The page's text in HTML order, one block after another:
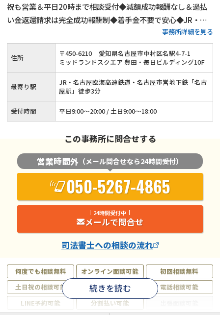
祝も営業＆平日20時まで相談受付◆減額成功報酬なし＆過払
い金返還請求は完全成功報酬制◆着手金不要で安心◆JR・近
鉄・名鉄「名古屋駅」徒歩3分◆借金の時効（消滅時効・時効
援用）にも対応◆完全個室の相談室でプライバシーを確保◆借
金問題の解決は当事務所へ！≪事前予約でオンライン相談も可
≫
事務所詳細を見る
何度でも相談無料 オンライン面談可能
初回相談無料
土日祝の相談可能
19時以降電話可能
電話相談可能
LINE予約可能
分割払い可能
続きを読む
住所 〒450-6210
愛知県名古屋市中村区名駅4-7-1
ミッドランドスクエア 豊田・毎日ビルディング10F
最寄り駅
JR・名古屋臨海高速鉄道・名古屋市営地下鉄「名古
屋駅」徒歩3分
受付時間 平日9:00〜20:00 / 土日9:00〜18:00
この事務所に問合せする
営業時間外 （メール問合せなら24時間受付）
050-5267-4865
24時間受付中
メールで問合せ
司法書士への相談の流れ